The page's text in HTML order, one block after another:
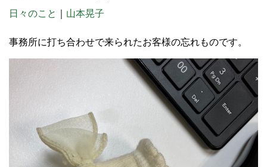
日々のこと
山本晃子
事務所に打ち合わせで来られたお客様の忘れものです。